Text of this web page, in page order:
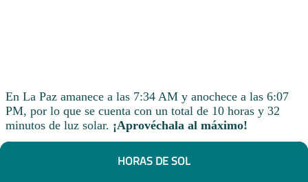
En La Paz amanece a las 7:34 AM y anochece a las 6:07
PM, por lo que se cuenta con un total de 10 horas y 32
minutos de luz solar. ¡Aprovéchala al máximo!
HORAS DE SOL